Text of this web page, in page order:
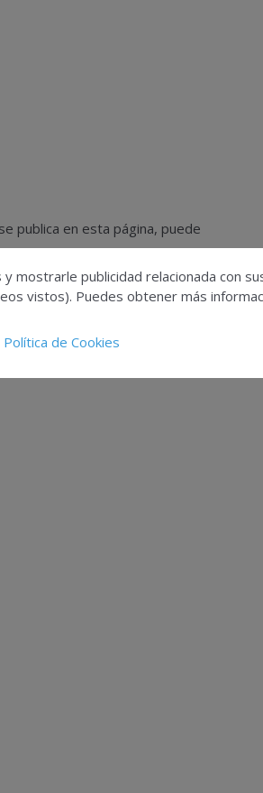
publica en esta página, puede
.
publicidad relacionada con
vistos). Puedes obtener más
Política de Cookies